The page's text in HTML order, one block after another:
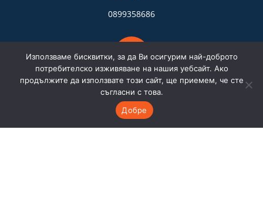
0899358686
Адрес:
Бургас
Използваме бисквитки, за да Ви осигурим най-доброто
потребителско изживяване на нашия уебсайт. Ако
продължите да използвате този сайт, ще приемем, че сте
съгласни с това.
Добре